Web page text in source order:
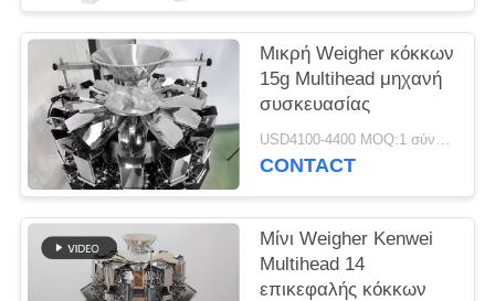
Μικρή Weigher κόκκων
15g Multihead μηχανή
συσκευασίας
USD4100-4400 MOQ:1 σύνολο
CONTACT
Μίνι Weigher Kenwei
Multihead 14
επικεφαλής κόκκων